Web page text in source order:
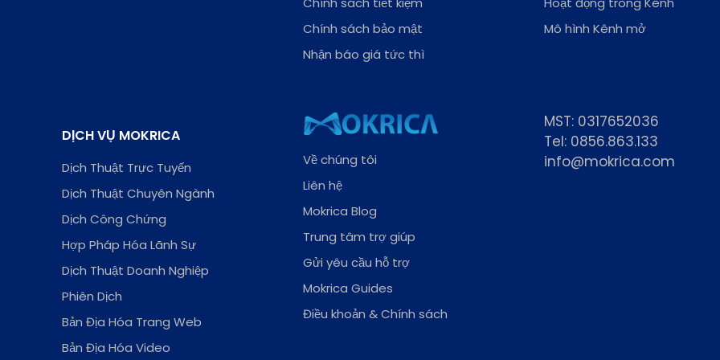
Chính sách bảo mật
Nhận báo giá tức thì
Mô hình Kênh mở
DỊCH VỤ MOKRICA
Dịch Thuật Trực Tuyến
Dịch Thuật Chuyên Ngành
Dịch Công Chứng
Hợp Pháp Hóa Lãnh Sự
Dịch Thuật Doanh Nghiệp
Phiên Dịch
Bản Địa Hóa Trang Web
Bản Địa Hóa Video
Về chúng tôi
Liên hệ
Mokrica Blog
Trung tâm trợ giúp
Gửi yêu cầu hỗ trợ
Mokrica Guides
Điều khoản & Chính sách
MST: 0317652036
Tel: 0856.863.133
info@mokrica.com